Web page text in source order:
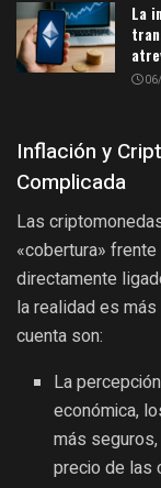
La
Inflación y
Complicada
Las
«cobertura»
directamente
la realidad es
cuenta son:
La
económica,
más
precio de las